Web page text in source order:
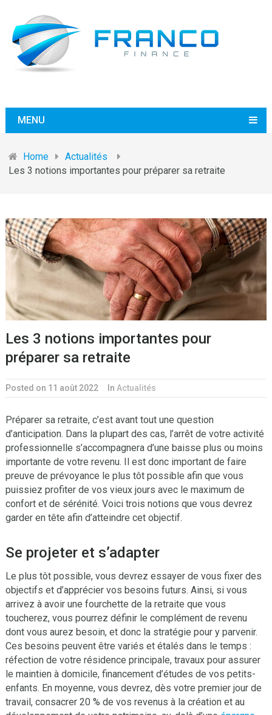
MENU
Home
Actualités
Les 3 notions importantes pour préparer sa retraite
Les 3 notions importantes pour
préparer sa retraite
Posted on 11 août 2022 In Actualités
Préparer sa retraite, c’est avant tout une question
d’anticipation. Dans la plupart des cas, l’arrêt de votre activité
professionnelle s’accompagnera d’une baisse plus ou moins
importante de votre revenu. Il est donc important de faire
preuve de prévoyance le plus tôt possible afin que vous
puissiez profiter de vos vieux jours avec le maximum de
confort et de sérénité. Voici trois notions que vous devrez
garder en tête afin d’atteindre cet objectif.
Se projeter et s’adapter
Le plus tôt possible, vous devrez essayer de vous fixer des
objectifs et d’apprécier vos besoins futurs. Ainsi, si vous
arrivez à avoir une fourchette de la retraite que vous
toucherez, vous pourrez définir le complément de revenu
dont vous aurez besoin, et donc la stratégie pour y parvenir.
Ces besoins peuvent être variés et étalés dans le temps :
réfection de votre résidence principale, travaux pour assurer
le maintien à domicile, financement d’études de vos petits-
enfants. En moyenne, vous devrez, dès votre premier jour de
travail, consacrer 20 % de vos revenus à la création et au